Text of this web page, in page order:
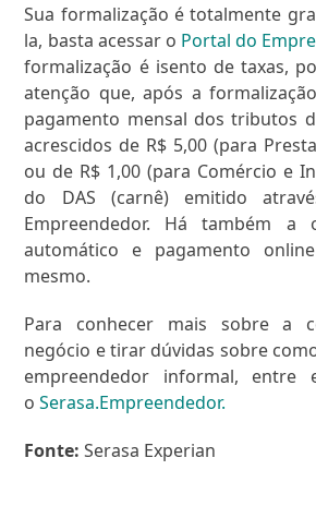
Sua formalização é totalmente
la, basta acessar o Portal do
formalização é isento de taxas,
atenção que, após a
pagamento mensal dos tributos
acrescidos de R$ 5,00 (para
ou de R$ 1,00 (para Comércio e
do DAS (carnê) emitido
Empreendedor. Há também a
automático e pagamento
mesmo.
Para conhecer mais sobre a
negócio e tirar dúvidas sobre
empreendedor informal, entre
oSerasa.Empreendedor.
Fonte: Serasa Experian